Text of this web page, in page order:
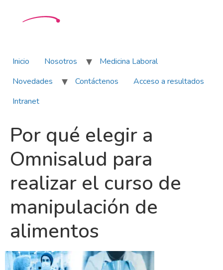
Inicio Nosotros
Medicina Laboral
Novedades
Contáctenos
Acceso a resultados
Intranet
Por qué elegir a
Omnisalud para
realizar el curso de
manipulación de
alimentos